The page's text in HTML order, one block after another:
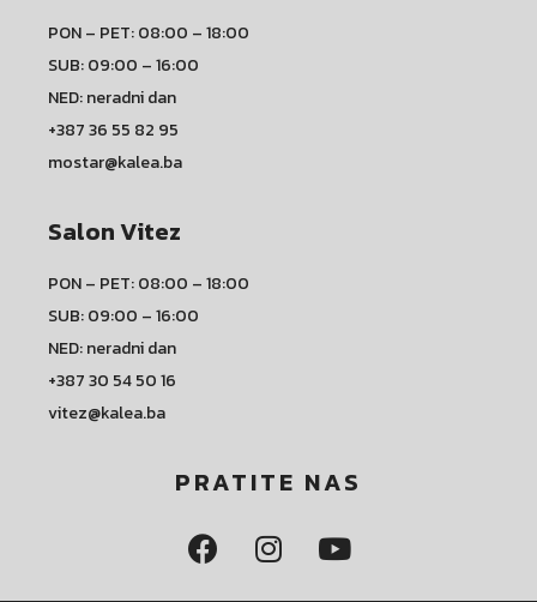
PON – PET: 08:00 – 18:00
SUB: 09:00 – 16:00
NED: neradni dan
+387 36 55 82 95
mostar@kalea.ba
Salon Vitez
PON – PET: 08:00 – 18:00
SUB: 09:00 – 16:00
NED: neradni dan
+387 30 54 50 16
vitez@kalea.ba
PRATITE NAS